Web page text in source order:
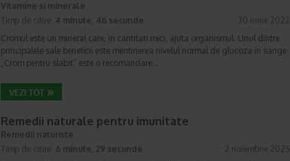
Vitamine si minerale
Timp de citire: 4 minute, 46 secunde
30 iunie 2022
Cromul este un mineral care, in cantitati mici, ajuta organismul. Unul dintre
principalele sale beneficii este mentinerea nivelul normal de glucoza in sange.
„Crom pentru slabit” este o recomandare…
Remedii naturale pentru imunitate
Remedii naturiste
Timp de citire: 6 minute, 29 secunde
2 noiembrie 2025